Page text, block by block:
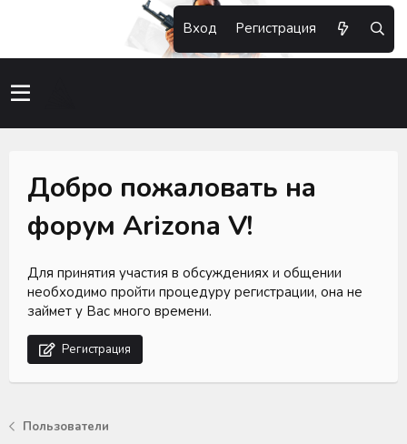
Вход Регистрация
Добро пожаловать на
форум Arizona V!
Для принятия участия в обсуждениях и общении
необходимо пройти процедуру регистрации, она не
займет у Вас много времени.
Регистрация
Пользователи